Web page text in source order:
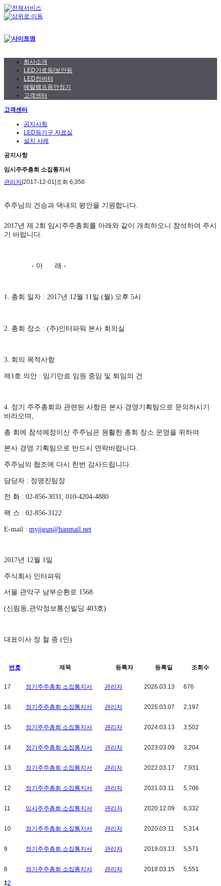
회사소개
LED가로등/보안등
LED컨버터
메탈램프용안정기
고객센터
고객센터
공지사항
LED등기구 자료실
설치 사례
공지사항
임시주주총회 소집통지서
관리자 2017-12-01 조회 6,356
주주님의 건승과 댁내의 평안을 기원합니다.
2017년 제 2회 임시주주총회를 아래와 같이 개최하오니 참석하여 주시
기 바랍니다
- 아 래 -
1. 총회 일자 : 2017년 12월 11일 (월) 오후 5시
2. 총회 장소 : (주)인터파워 본사 회의실
3. 회의 목적사항
제 1 호 의안 : 임기만료 임원 중임 및 퇴임의 건
4. 정기 주주총회와 관련된 사항은 본사 경영기획팀으로 문의하시기
바라오며
총 회에 참석예정이신 주주님은 원활한 총회 장소 운영을 위하여
본사 경영 기획팀으로 반드시 연락바랍니다.
주주님의 협조에 다시 한번 감사드립니다
담당자 : 정명진팀장
전 화 : 02-856-3031, 010-4204-4880
팩 스 : 02-856-3122
E-mail : myjigun@hanmail.net
2017년 12월 1 일
주식회사 인터파워
서울 관악구 남부순환로 1568
(신림동 관악정보통신빌딩 403호)
대표이사 정 철 종 (인)
번호 제목 등록자 등록일 조회수
17 정기주주총회 소집통지서 관리자 2026.03.13 676
16 정기주주총회 소집통지서 관리자 2025.03.07 2,197
15 정기주주총회 소집통지서 관리자 2024.03.13 3,502
14 정기주주총회 소집통지서 관리자 2023.03.09 3,204
13 정기주주총회 소집통지서 관리자 2022.03.17 7,931
12 정기주주총회 소집통지서 관리자 2021.03.11 5,706
11 임시주주총회 소집통지서 관리자 2020.12.09 6,332
10 정기주주총회 소집통지서 관리자 2020.03.11 5,314
9 정기주주총회 소집통지서 관리자 2019.03.13 5,571
8 정기주주총회 소집통지서 관리자 2018.03.15
5,551
12